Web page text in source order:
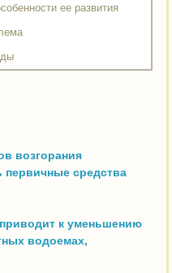
ее развития
возгорания
первичные средства
к уменьшению
водоемах,